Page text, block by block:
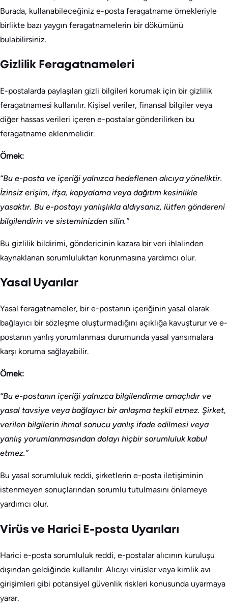
Burada, kullanabileceğiniz e-posta feragatname örnekleriyle
birlikte bazı yaygın feragatnamelerin bir dökümünü
bulabilirsiniz.
Gizlilik Feragatnameleri
E-postalarda paylaşılan gizli bilgileri korumak için bir gizlilik
feragatnamesi kullanılır. Kişisel veriler, finansal bilgiler veya
diğer hassas verileri içeren e-postalar gönderilirken bu
feragatname eklenmelidir.
Örnek:
“Bu e-posta ve içeriği yalnızca hedeflenen alıcıya yöneliktir.
İzinsiz erişim, ifşa, kopyalama veya dağıtım kesinlikle
yasaktır. Bu e-postayı yanlışlıkla aldıysanız, lütfen göndereni
bilgilendirin ve sisteminizden silin.”
Bu gizlilik bildirimi, göndericinin kazara bir veri ihlalinden
kaynaklanan sorumluluktan korunmasına yardımcı olur.
Yasal Uyarılar
Yasal feragatnameler, bir e-postanın içeriğinin yasal olarak
bağlayıcı bir sözleşme oluşturmadığını açıklığa kavuşturur ve e-
postanın yanlış yorumlanması durumunda yasal yansımalara
karşı koruma sağlayabilir.
Örnek:
“Bu e-postanın içeriği yalnızca bilgilendirme amaçlıdır ve
yasal tavsiye veya bağlayıcı bir anlaşma teşkil etmez. Şirket,
verilen bilgilerin ihmal sonucu yanlış ifade edilmesi veya
yanlış yorumlanmasından dolayı hiçbir sorumluluk kabul
etmez.”
Bu yasal sorumluluk reddi, şirketlerin e-posta iletişiminin
istenmeyen sonuçlarından sorumlu tutulmasını önlemeye
yardımcı olur.
Virüs ve Harici E-posta Uyarıları
Harici e-posta sorumluluk reddi, e-postalar alıcının kuruluşu
dışından geldiğinde kullanılır. Alıcıyı virüsler veya kimlik avı
girişimleri gibi potansiyel güvenlik riskleri konusunda uyarmaya
yarar.